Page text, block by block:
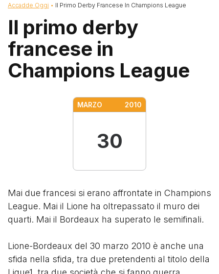
Briciole di pane
Accadde Oggi Il Primo Derby Francese In Champions League
Il primo derby
francese in
Champions League
MARZO 2010
30
Mai due francesi si erano affrontate in Champions
League. Mai il Lione ha oltrepassato il muro dei
quarti. Mai il Bordeaux ha superato le semifinali.
Lione-Bordeaux del 30 marzo 2010 è anche una
sfida nella sfida, tra due pretendenti al titolo della